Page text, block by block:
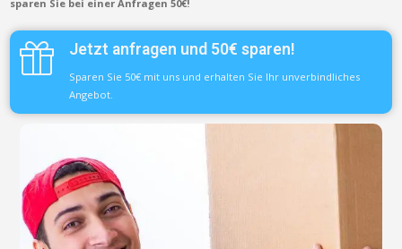
sparen Sie bei einer Anfragen 50€!
Jetzt anfragen und 50€ sparen!
Sparen Sie 50€ mit uns und erhalten Sie Ihr unverbindliches
Angebot.